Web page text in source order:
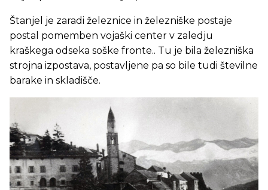
Štanjel je zaradi železnice in železniške postaje
postal pomemben vojaški center v zaledju
kraškega odseka soške fronte.. Tu je bila železniška
strojna izpostava, postavljene pa so bile tudi številne
barake in skladišče.